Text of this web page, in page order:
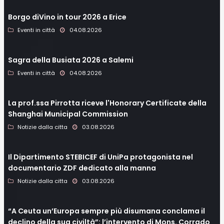
Borgo diVino in tour 2026 a Erice
Eventi in città 04.08.2026
Sagra della Busiata 2026 a Salemi
Eventi in città 04.08.2026
La prof.ssa Pirrotta riceve l'Honorary Certificate della
Shanghai Municipal Commission
Notizie dalla citta 03.08.2026
Il Dipartimento STEBICEF di UniPa protagonista nel
documentario ZDF dedicato alla manna
Notizie dalla citta 03.08.2026
“A Ceuta un’Europa sempre più disumana conclama il
declino della sua civiltà”: l’intervento di Mons. Corrado